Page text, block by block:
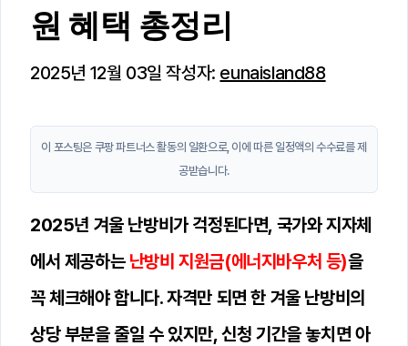
원 혜택 총정리
2025년 12월 03일 작성자: eunaisland88
이 포스팅은 쿠팡 파트너스 활동의 일환으로, 이에 따른 일정액의 수수료를 제
공받습니다.
2025년 겨울 난방비가 걱정된다면, 국가와 지자체
에서 제공하는 난방비 지원금(에너지바우처 등)을
꼭 체크해야 합니다. 자격만 되면 한 겨울 난방비의
상당 부분을 줄일 수 있지만, 신청 기간을 놓치면 아